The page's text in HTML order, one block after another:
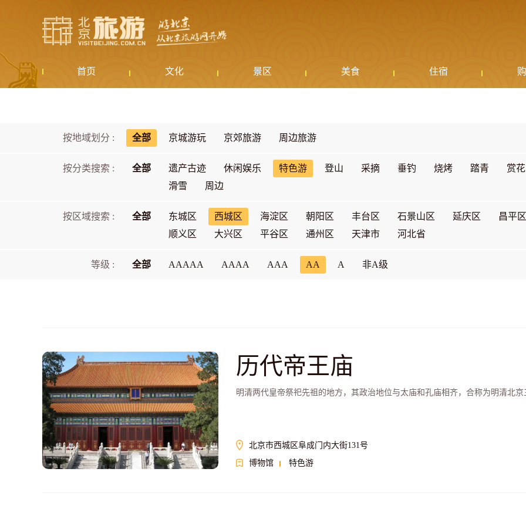
首页 文化 景区 美食 住宿
按地域划分 : 全部 京城游玩 京郊旅游 周边旅游
按分类搜索 : 全部 遗产古迹 休闲娱乐 特色游 登山 采摘 垂钓 烧烤 踏青 赏花
滑雪
周边
按区域搜索 : 全部 东城区 西城区 海淀区 朝阳区 丰台区 石景山区 延庆区 昌平区
顺义区
大兴区 平谷区 通州区 天津市 河北省
等级 : 全部 AAAAA AAAA AAA AA A 非A级
历代帝王庙
明清两代皇帝祭祀先祖的地方，其政治地位与太庙和孔庙相齐，合称为明清北京
北京市西城区阜成门内大街131号
博物馆
特色游